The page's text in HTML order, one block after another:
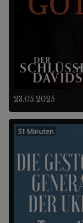
23.05.2025
51 Minuten